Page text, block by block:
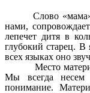
Слово
нами,
лепечет дитя в
глубокий старец. В
всех языках оно
Место матери в
Мы всегда
понимание.